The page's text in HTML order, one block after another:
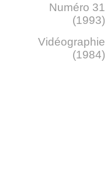
Numéro 31
(1993)
Vidéographie
(1984)